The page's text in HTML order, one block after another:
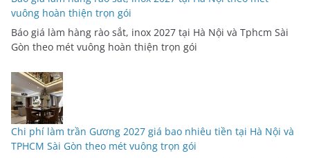
vuông hoàn thiện trọn gói
Báo giá làm hàng rào sắt, inox 2027 tại Hà Nội và Tphcm Sài
Gòn theo mét vuông hoàn thiện trọn gói
Chi phí làm trần Gương 2027 giá bao nhiêu tiền tại Hà Nội và
TPHCM Sài Gòn theo mét vuông trọn gói